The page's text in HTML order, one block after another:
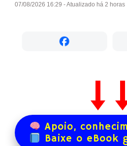
07/08/2026 16:29 - Atualizado há 2 horas
Apoio,
Baixe o eBook